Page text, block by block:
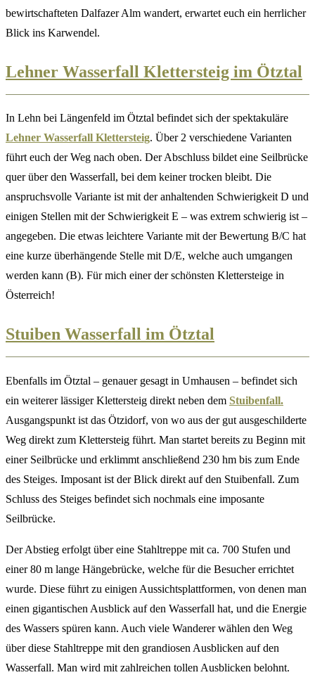
bewirtschafteten Dalfazer Alm wandert, erwartet euch ein herrlicher
Blick ins Karwendel.
Lehner Wasserfall Klettersteig im Ötztal
In Lehn bei Längenfeld im Ötztal befindet sich der spektakuläre
Lehner Wasserfall Klettersteig. Über 2 verschiedene Varianten
führt euch der Weg nach oben. Der Abschluss bildet eine Seilbrücke
quer über den Wasserfall, bei dem keiner trocken bleibt. Die
anspruchsvolle Variante ist mit der anhaltenden Schwierigkeit D und
einigen Stellen mit der Schwierigkeit E – was extrem schwierig ist –
angegeben. Die etwas leichtere Variante mit der Bewertung B/C hat
eine kurze überhängende Stelle mit D/E, welche auch umgangen
werden kann (B). Für mich einer der schönsten Klettersteige in
Österreich!
Stuiben Wasserfall im Ötztal
Ebenfalls im Ötztal – genauer gesagt in Umhausen – befindet sich
ein weiterer lässiger Klettersteig direkt neben dem Stuibenfall.
Ausgangspunkt ist das Ötzidorf, von wo aus der gut ausgeschilderte
Weg direkt zum Klettersteig führt. Man startet bereits zu Beginn mit
einer Seilbrücke und erklimmt anschließend 230 hm bis zum Ende
des Steiges. Imposant ist der Blick direkt auf den Stuibenfall. Zum
Schluss des Steiges befindet sich nochmals eine imposante
Seilbrücke.
Der Abstieg erfolgt über eine Stahltreppe mit ca. 700 Stufen und
einer 80 m lange Hängebrücke, welche für die Besucher errichtet
wurde. Diese führt zu einigen Aussichtsplattformen, von denen man
einen gigantischen Ausblick auf den Wasserfall hat, und die Energie
des Wassers spüren kann. Auch viele Wanderer wählen den Weg
über diese Stahltreppe mit den grandiosen Ausblicken auf den
Wasserfall. Man wird mit zahlreichen tollen Ausblicken belohnt.